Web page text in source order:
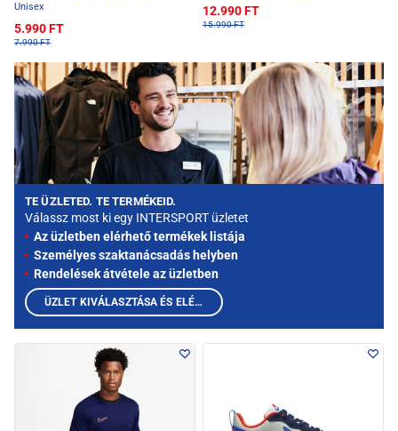
Unisex
5.990 FT
7.990 FT
12.990 FT
15.990 FT
TE ÜZLETED. TE TERMÉKEID.
Válassz most ki egy INTERSPORT üzletet
Az üzletben elérhető termékek listája
Személyes szaktanácsadás helyben
Rendelések átvétele az üzletben
ÜZLET KIVÁLASZTÁSA ÉS ELÉRHETŐ TERMÉKEK MEGTEKINTÉSE